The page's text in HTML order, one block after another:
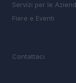
Servizi per le
Fiere e Eventi
Contattaci